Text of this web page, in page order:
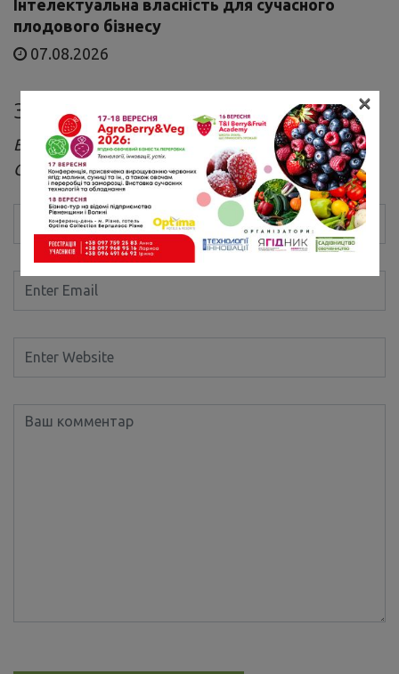
Інтелектуальна власність для сучасного
плодового бізнесу
Залишити коментар
Ваша e-mail адреса не оприлюднюватиметься.
Обов’язкові поля позначені*
×